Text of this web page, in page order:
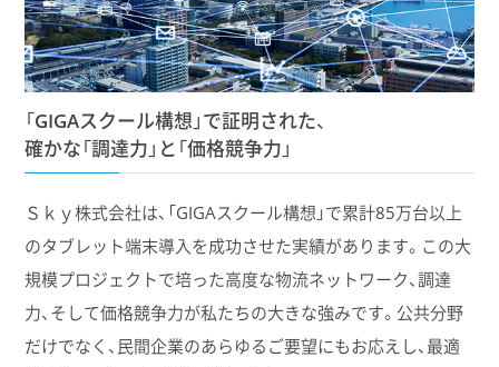
「GIGAスクール構想」で証明された、
確かな「調達力」と「価格競争力」
Ｓｋｙ株式会社は、「GIGAスクール構想」で累計85万台以上
のタブレット端末導入を成功させた実績があります。この大
規模プロジェクトで培った高度な物流ネットワーク、調達
力、そして価格競争力が私たちの大きな強みです。公共分野
だけでなく、民間企業のあらゆるご要望にもお応えし、最適